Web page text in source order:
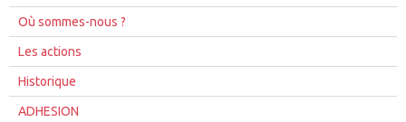
Où sommes-nous ?
Les actions
Historique
ADHESION